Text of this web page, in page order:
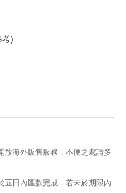
考)
放海外販售服務，不便之處請多
五日內匯款完成，若未於期限內